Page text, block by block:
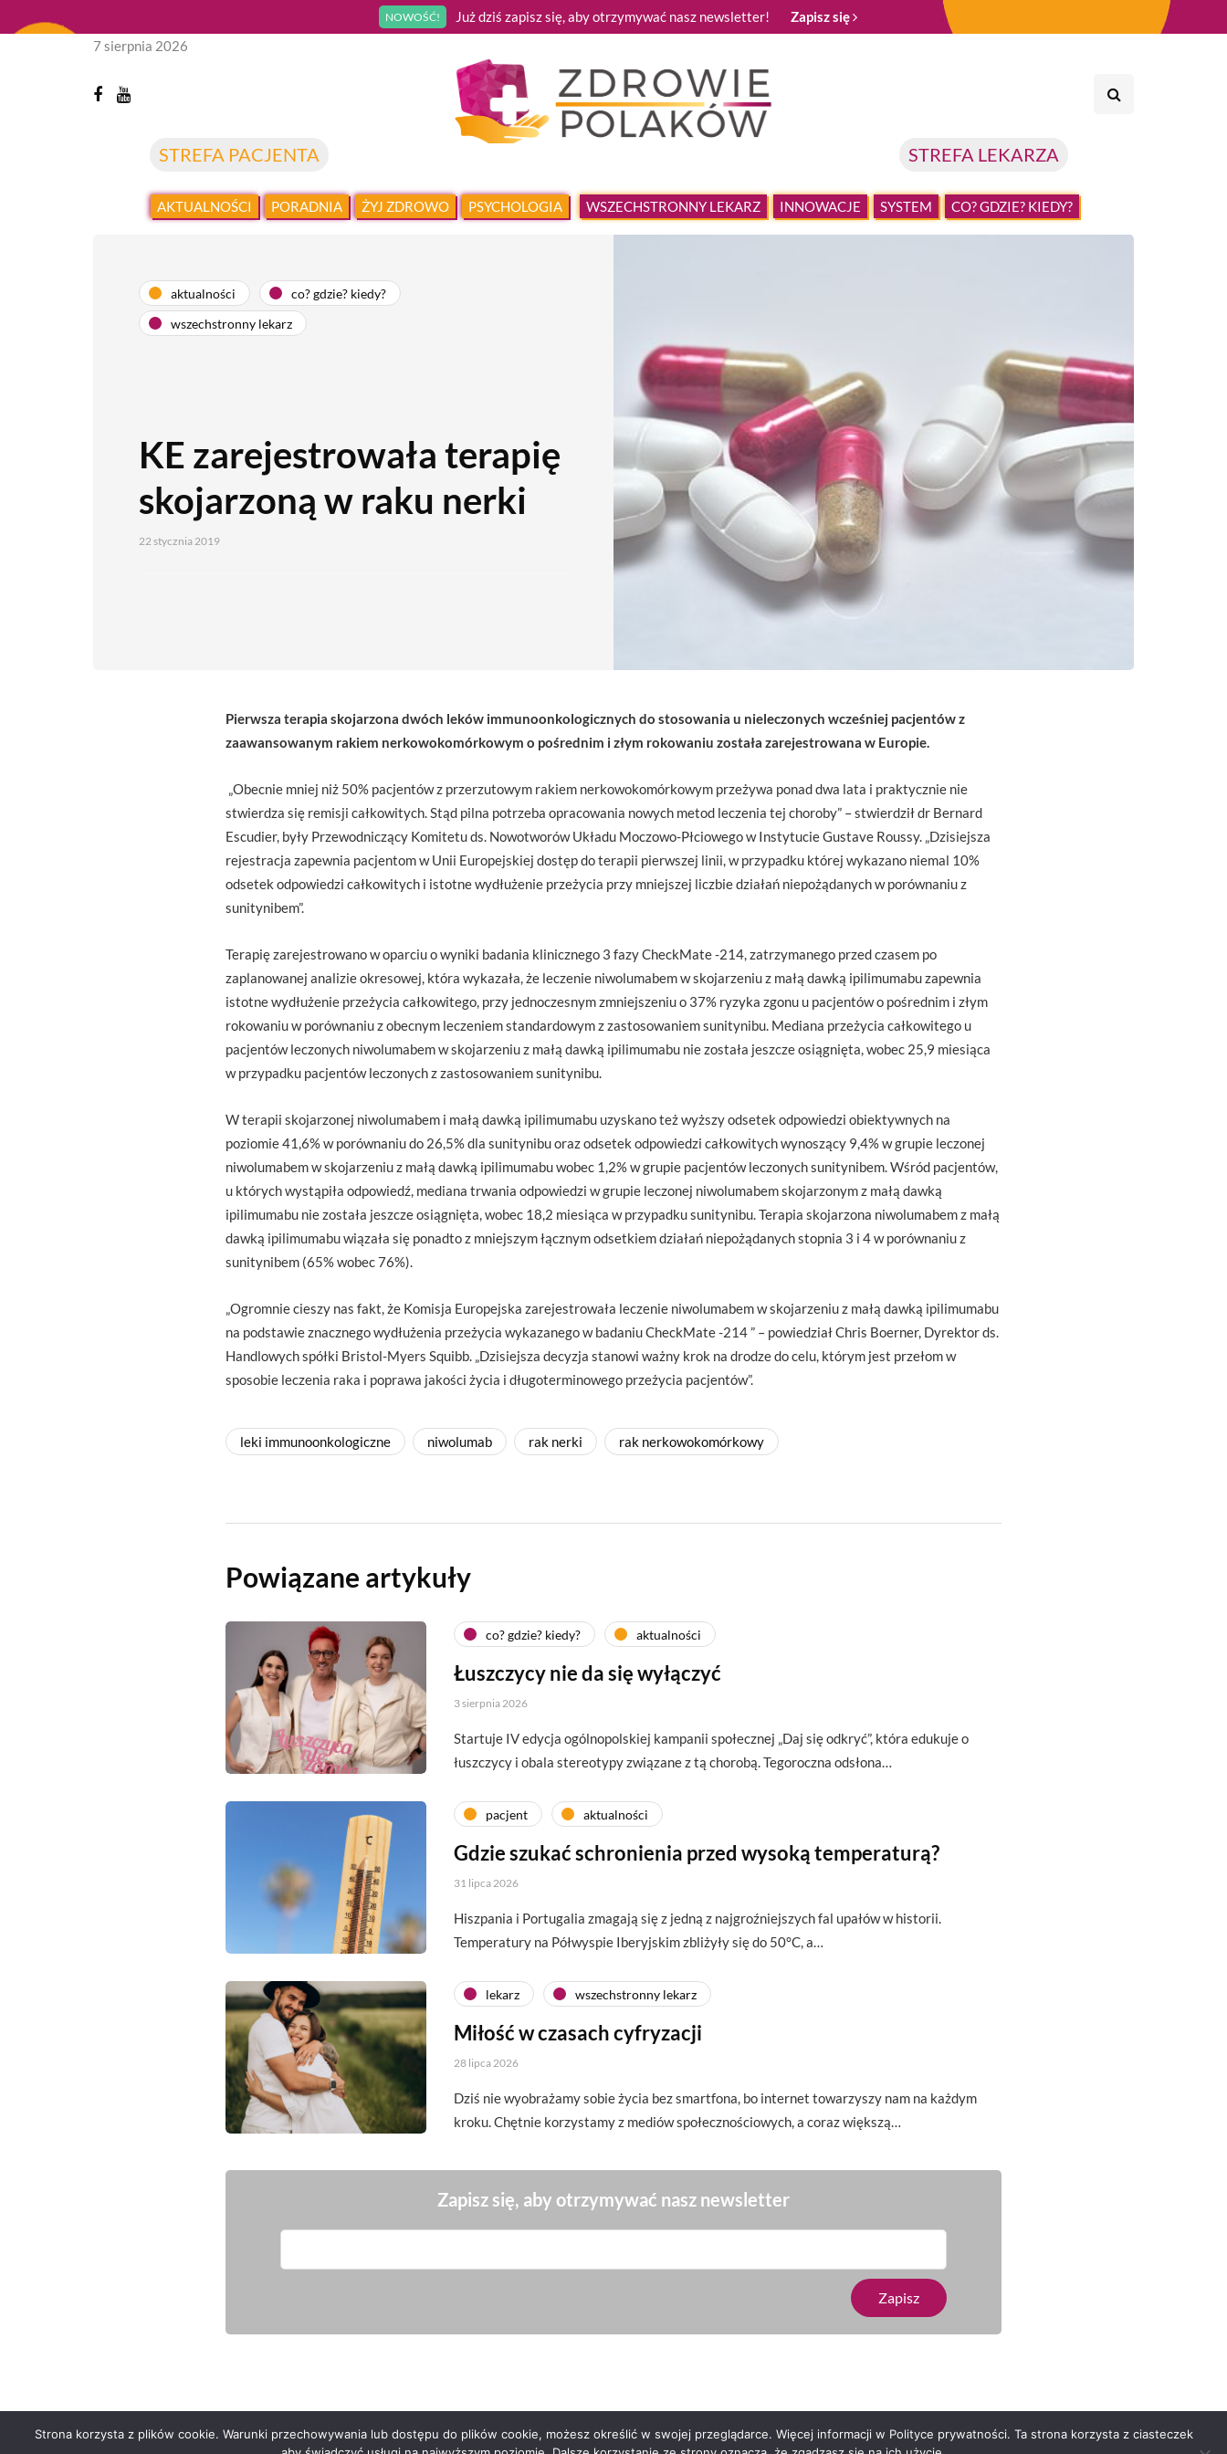
NOWOŚĆ! Już dziś zapisz się, aby otrzymywać nasz newsletter! Zapisz się
STREFA PACJENTA STREFA LEKARZA
7 sierpnia 2026
AKTUALNOŚCI PORADNIA ŻYJ ZDROWO PSYCHOLOGIA WSZECHSTRONNY LEKARZ INNOWACJE SYSTEM CO? GDZIE? KIEDY?
aktualności
co? gdzie? kiedy?
wszechstronny lekarz
KE zarejestrowała terapię
skojarzoną w raku nerki
22 stycznia 2019
Pierwsza terapia skojarzona dwóch leków immunoonkologicznych do stosowania u nieleczonych wcześniej pacjentów z
zaawansowanym rakiem nerkowokomórkowym o pośrednim i złym rokowaniu została zarejestrowana w Europie.
„Obecnie mniej niż 50% pacjentów z przerzutowym rakiem nerkowokomórkowym przeżywa ponad dwa lata i praktycznie nie
stwierdza się remisji całkowitych. Stąd pilna potrzeba opracowania nowych metod leczenia tej choroby” – stwierdził dr Bernard
Escudier, były Przewodniczący Komitetu ds. Nowotworów Układu Moczowo-Płciowego w Instytucie Gustave Roussy. „Dzisiejsza
rejestracja zapewnia pacjentom w Unii Europejskiej dostęp do terapii pierwszej linii, w przypadku której wykazano niemal 10%
odsetek odpowiedzi całkowitych i istotne wydłużenie przeżycia przy mniejszej liczbie działań niepożądanych w porównaniu z
sunitynibem”.
Terapię zarejestrowano w oparciu o wyniki badania klinicznego 3 fazy CheckMate -214, zatrzymanego przed czasem po
zaplanowanej analizie okresowej, która wykazała, że leczenie niwolumabem w skojarzeniu z małą dawką ipilimumabu zapewnia
istotne wydłużenie przeżycia całkowitego, przy jednoczesnym zmniejszeniu o 37% ryzyka zgonu u pacjentów o pośrednim i złym
rokowaniu w porównaniu z obecnym leczeniem standardowym z zastosowaniem sunitynibu. Mediana przeżycia całkowitego u
pacjentów leczonych niwolumabem w skojarzeniu z małą dawką ipilimumabu nie została jeszcze osiągnięta, wobec 25,9 miesiąca
w przypadku pacjentów leczonych z zastosowaniem sunitynibu.
W terapii skojarzonej niwolumabem i małą dawką ipilimumabu uzyskano też wyższy odsetek odpowiedzi obiektywnych na
poziomie 41,6% w porównaniu do 26,5% dla sunitynibu oraz odsetek odpowiedzi całkowitych wynoszący 9,4% w grupie leczonej
niwolumabem w skojarzeniu z małą dawką ipilimumabu wobec 1,2% w grupie pacjentów leczonych sunitynibem. Wśród pacjentów,
u których wystąpiła odpowiedź, mediana trwania odpowiedzi w grupie leczonej niwolumabem skojarzonym z małą dawką
ipilimumabu nie została jeszcze osiągnięta, wobec 18,2 miesiąca w przypadku sunitynibu. Terapia skojarzona niwolumabem z małą
dawką ipilimumabu wiązała się ponadto z mniejszym łącznym odsetkiem działań niepożądanych stopnia 3 i 4 w porównaniu z
sunitynibem (65% wobec 76%).
„Ogromnie cieszy nas fakt, że Komisja Europejska zarejestrowała leczenie niwolumabem w skojarzeniu z małą dawką ipilimumabu
na podstawie znacznego wydłużenia przeżycia wykazanego w badaniu CheckMate -214 ” – powiedział Chris Boerner, Dyrektor ds.
Handlowych spółki Bristol-Myers Squibb. „Dzisiejsza decyzja stanowi ważny krok na drodze do celu, którym jest przełom w
sposobie leczenia raka i poprawa jakości życia i długoterminowego przeżycia pacjentów”.
leki immunoonkologiczne niwolumab rak nerki rak nerkowokomórkowy
Powiązane artykuły
co? gdzie? kiedy? aktualności
Łuszczycy nie da się wyłączyć
3 sierpnia 2026
Startuje IV edycja ogólnopolskiej kampanii społecznej „Daj się odkryć”, która edukuje o
łuszczycy i obala stereotypy związane z tą chorobą. Tegoroczna odsłona…
pacjent aktualności
Gdzie szukać schronienia przed wysoką temperaturą?
31 lipca 2026
Hiszpania i Portugalia zmagają się z jedną z najgroźniejszych fal upałów w historii.
Temperatury na Półwyspie Iberyjskim zbliżyły się do 50°C, a…
lekarz wszechstronny lekarz
Miłość w czasach cyfryzacji
28 lipca 2026
Dziś nie wyobrażamy sobie życia bez smartfona, bo internet towarzyszy nam na każdym
kroku. Chętnie korzystamy z mediów społecznościowych, a coraz większą…
Zapisz się, aby otrzymywać nasz newsletter
Strona korzysta z plików cookie. Warunki przechowywania lub dostępu do plików cookie, możesz określić w swojej przeglądarce. Więcej informacji w Polityce prywatności. Ta strona korzysta z ciasteczek